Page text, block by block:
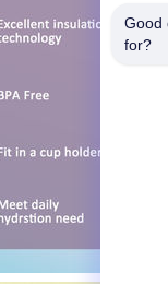
Good
for?